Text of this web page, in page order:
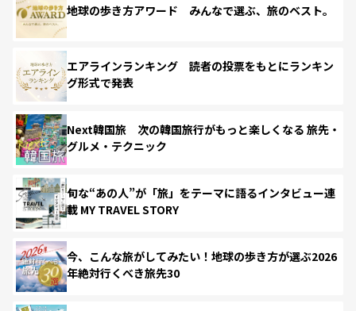
地球の歩き方アワード みんなで選ぶ、旅のベスト。
エアラインランキング 読者の投票をもとにランキン
グ形式で発表
Next韓国旅 次の韓国旅行がもっと楽しくなる 旅先・
グルメ・テクニック
旬な“あの人”が「旅」をテーマに語るインタビュー連
載 MY TRAVEL STORY
今、こんな旅がしてみたい！地球の歩き方が選ぶ2026
年絶対行くべき旅先30